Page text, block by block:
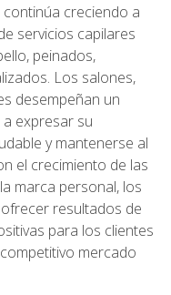
continúa creciendo a
servicios capilares
peinados,
Los salones,
desempeñan un
expresar su
y mantenerse al
el crecimiento de las
marca personal, los
resultados de
para los clientes
mercado